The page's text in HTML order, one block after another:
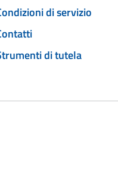
di servizio
di tutela